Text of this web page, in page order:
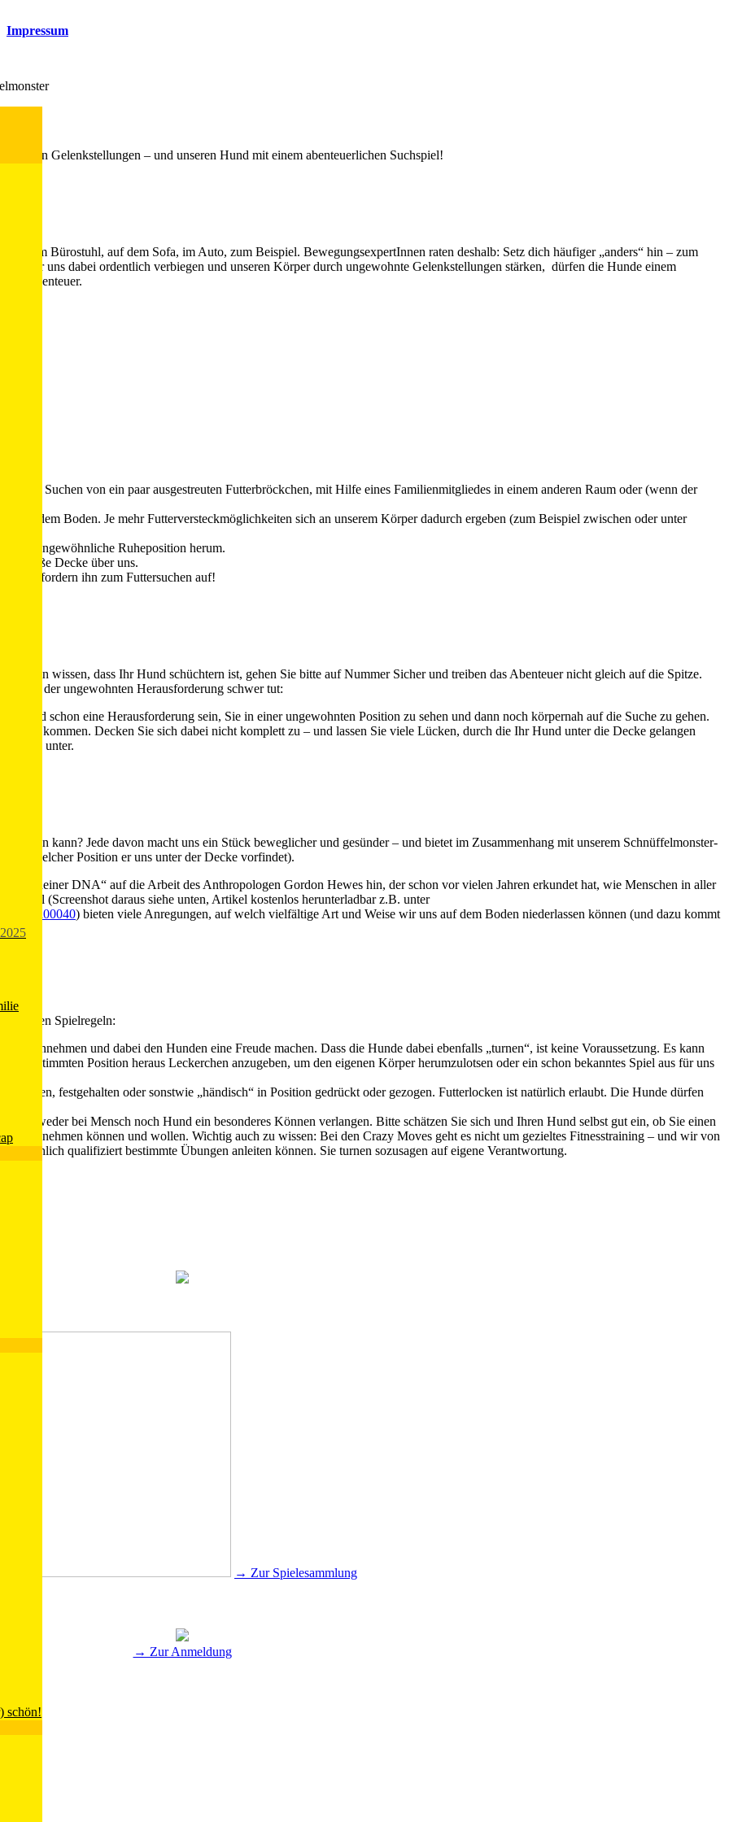
Impressum
schön!
Gelenkstellungen – und unseren Hund mit einem abenteuerlichen Suchspiel!
dem Bürostuhl, auf dem Sofa, im Auto, zum Beispiel. BewegungsexpertInnen raten deshalb: Setz dich häufiger „anders“ hin – zum
wir uns dabei ordentlich verbiegen und unseren Körper durch ungewohnte Gelenkstellungen stärken, dürfen die Hunde einem
ein Abenteuer.
das Suchen von ein paar ausgestreuten Futterbröckchen, mit Hilfe eines Familienmitgliedes in einem anderen Raum oder (wenn der
auf dem Boden. Je mehr Futterversteckmöglichkeiten sich an unserem Körper dadurch ergeben (zum Beispiel zwischen oder unter
ungewöhnliche Ruheposition herum.
große Decke über uns.
und fordern ihn zum Futtersuchen auf!
wissen, dass Ihr Hund schüchtern ist, gehen Sie bitte auf Nummer Sicher und treiben das Abenteuer nicht gleich auf die Spitze.
mit der ungewohnten Herausforderung schwer tut:
Hund schon eine Herausforderung sein, Sie in einer ungewohnten Position zu sehen und dann noch körpernah auf die Suche zu gehen.
Spiel kommen. Decken Sie sich dabei nicht komplett zu – und lassen Sie viele Lücken, durch die Ihr Hund unter die Decke gelangen
Decke unter.
kann? Jede davon macht uns ein Stück beweglicher und gesünder – und bietet im Zusammenhang mit unserem Schnüffelmonster-
in welcher Position er uns unter der Decke vorfindet).
in deiner DNA“ auf die Arbeit des Anthropologen Gordon Hewes hin, der schon vor vielen Jahren erkundet hat, wie Menschen in aller
Artikel (Screenshot daraus siehe unten, Artikel kostenlos herunterladbar z.B. unter
) bieten viele Anregungen, auf welch vielfältige Art und Weise wir uns auf dem Boden niederlassen können (und dazu kommt
Spielregeln:
einnehmen und dabei den Hunden eine Freude machen. Dass die Hunde dabei ebenfalls „turnen“, ist keine Voraussetzung. Es kann
bestimmten Position heraus Leckerchen anzugeben, um den eigenen Körper herumzulotsen oder ein schon bekanntes Spiel aus für uns
festgehalten oder sonstwie „händisch“ in Position gedrückt oder gezogen. Futterlocken ist natürlich erlaubt. Die Hunde dürfen
die weder bei Mensch noch Hund ein besonderes Können verlangen. Bitte schätzen Sie sich und Ihren Hund selbst gut ein, ob Sie einen
einnehmen können und wollen. Wichtig auch zu wissen: Bei den Crazy Moves geht es nicht um gezieltes Fitnesstraining – und wir von
fachlich qualifiziert bestimmte Übungen anleiten können. Sie turnen sozusagen auf eigene Verantwortung.
→ Zur Spielesammlung
→ Zur Anmeldung